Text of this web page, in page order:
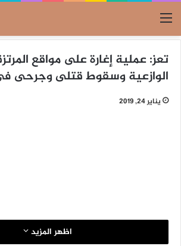
القائمة
تعز: عملية إغارة على مواقع
الوازعية وسقوط قتلى وجرحى
يناير 24, 2019
اظهر المزيد